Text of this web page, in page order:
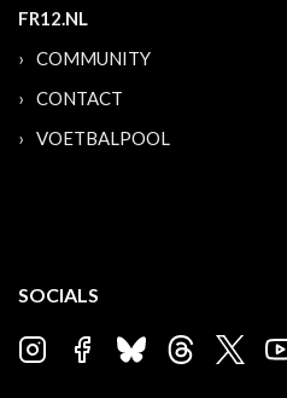
FR12.NL
COMMUNITY
CONTACT
VOETBALPOOL
SOCIALS